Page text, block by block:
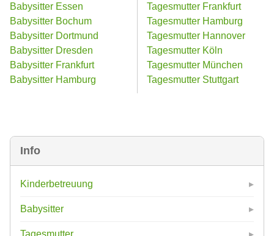
Info
Kinderbetreuung
Babysitter
Tagesmutter
Babysitter Essen
Babysitter Bochum
Babysitter Dortmund
Babysitter Dresden
Babysitter Frankfurt
Babysitter Hamburg
Tagesmutter Frankfurt
Tagesmutter Hamburg
Tagesmutter Hannover
Tagesmutter Köln
Tagesmutter München
Tagesmutter Stuttgart